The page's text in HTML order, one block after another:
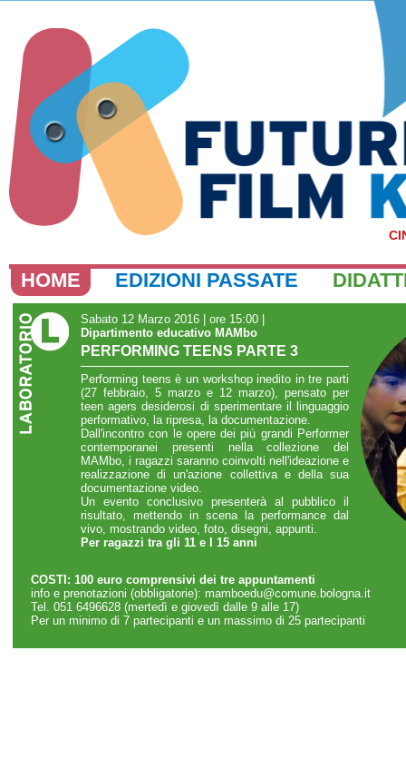
HOME EDIZIONI PASSATE
Sabato 12 Marzo 2016 | ore 15:00
Dipartimento educativo MAMbo
PERFORMING TEENS PARTE 3
Performing teens è un workshop inedito in tre parti
(27 febbraio, 5 marzo e 12 marzo), pensato per
teen agers desiderosi di sperimentare il linguaggio
performativo, la ripresa, la documentazione.
Dall'incontro con le opere dei più grandi Performer
contemporanei presenti nella collezione del
MAMbo, i ragazzi saranno coinvolti nell'ideazione e
realizzazione di un'azione collettiva e della sua
documentazione video.
Un evento conclusivo presenterà al pubblico il
risultato, mettendo in scena la performance dal
vivo, mostrando video, foto, disegni, appunti.
Per ragazzi tra gli 11 e I 15 anni
COSTI: 100 euro comprensivi dei tre appuntamenti
info e prenotazioni (obbligatorie): mamboedu@comune.bologna.it
Tel. 051 6496628 (mertedì e giovedì dalle 9 alle 17)
Per un minimo di 7 partecipanti e un massimo di 25 partecipanti